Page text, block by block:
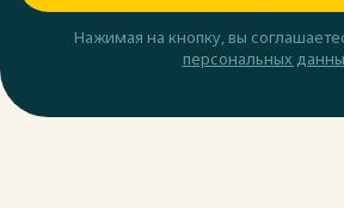
Нажимая на кнопку, вы
персональных